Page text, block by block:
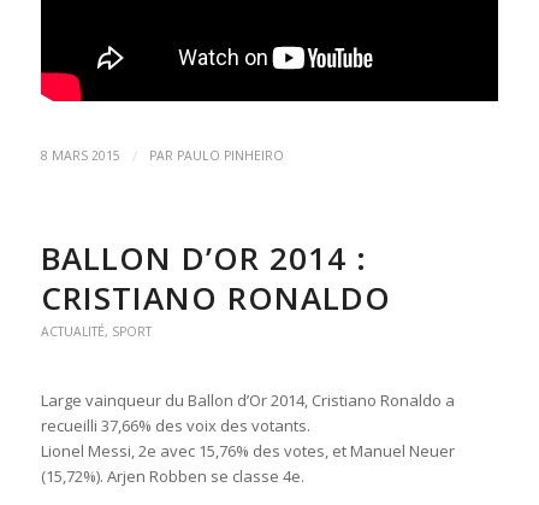
8 MARS 2015 / PAR PAULO PINHEIRO
BALLON D’OR 2014 :
CRISTIANO RONALDO
ACTUALITÉ, SPORT
Large vainqueur du Ballon d’Or 2014, Cristiano Ronaldo a
recueilli 37,66% des voix des votants.
Lionel Messi, 2e avec 15,76% des votes, et Manuel Neuer
(15,72%). Arjen Robben se classe 4e.